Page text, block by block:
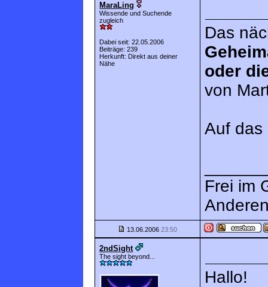
MaraLing
Wissende und Suchende
zugleich
Dabei seit: 22.05.2006
Beiträge: 239
Herkunft: Direkt aus deiner
Nähe
Das
oder
von
Auf das
Frei im
13.06.200623:50
2ndSight
The sight beyond...
Hallo!